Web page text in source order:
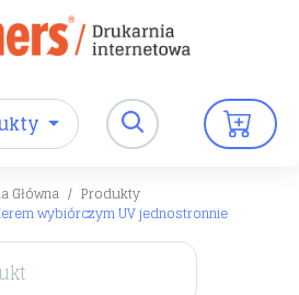
Główna
Produkty
wybiórczym UV jednostronnie